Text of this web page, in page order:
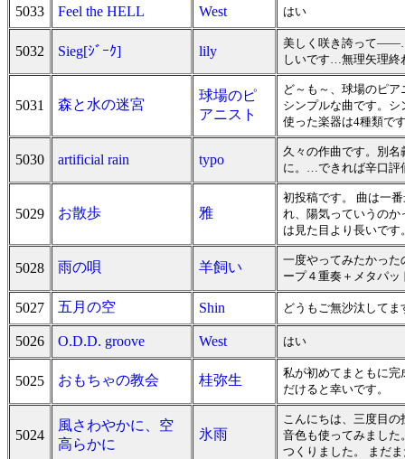
5033 Feel the HELL West はい
5032 Sieg[ｼﾞｰｸ] lily
美しく咲き誇って
しいです…無理矢理終
5031 森と水の迷宮
球場のピ
アニスト
ど～も～、球場のピ
シンプルな曲です。
使った楽器は4種類で
5030 artificial rain typo
久々の作曲です。別
に。…できれば辛口評
5029 お散歩 雅
初投稿です。 曲は一
れ、陽気っていうのか
は見た目より長いです
5028 雨の唄 羊飼い
一度やってみたかっ
ープ４重奏＋メタパ
5027 五月の空 Shin どうもご無沙汰して
5026 O.D.D. groove West はい
5025 おもちゃの教会 桂弥生
私が初めてまともに
だけると幸いです。
5024
風さわやかに、空
高らかに
氷雨
こんにちは、三度目
音色も使ってみまし
つくりました。 まだ